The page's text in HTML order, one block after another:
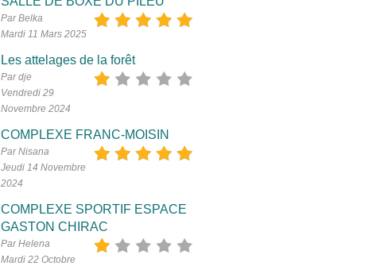
Par Belka
Mardi 11 Mars 2025
Les attelages de la forêt
Par dje
Vendredi 29
Novembre 2024
COMPLEXE FRANC-MOISIN
Par Nisana
Jeudi 14 Novembre
2024
COMPLEXE SPORTIF ESPACE
GASTON CHIRAC
Par Helena
Mardi 22 Octobre